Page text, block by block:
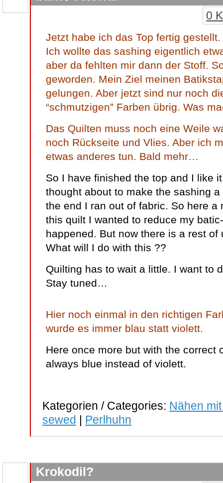
0
Jetzt habe ich das Top fertig
Ich wollte das sashing eigentlich
aber da fehlten mir dann der Stoff.
geworden. Mein Ziel meinen
gelungen. Aber jetzt sind nur noch
“schmutzigen” Farben übrig. Was
Das Quilten muss noch eine Weile
noch Rückseite und Vlies. Aber ich
etwas anderes tun. Bald mehr…
So I have finished the top and I like
thought about to make the sashing
the end I ran out of fabric. So here a
this quilt I wanted to reduce my
happened. But now there is a rest of
What will I do with this ??
Quilting has to wait a little. I want to
Stay tuned…
Hier noch einmal in den richtigen
wurde es immer blau statt violett.
Here once more but with the correct
always blue instead of violett.
Kategorien / Categories: Nähen
sewed | Perlhuhn
Krokodil?